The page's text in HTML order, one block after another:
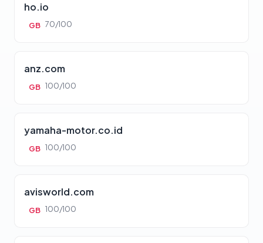
ho.io
GB 70/100
anz.com
GB 100/100
yamaha-motor.co.id
GB 100/100
avisworld.com
GB 100/100